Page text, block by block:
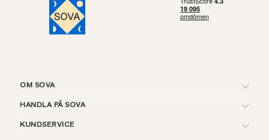
OM SOVA
HANDLA PÅ SOVA
KUNDSERVICE